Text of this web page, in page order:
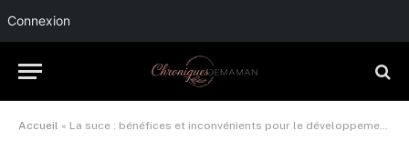
Connexion
Accueil » La suce : bénéfices et inconvénients pour le développement de votre bébé